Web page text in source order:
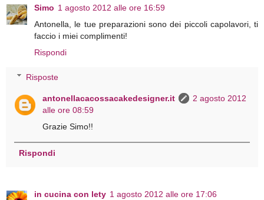
Simo 1 agosto 2012 alle ore 16:59
Antonella, le tue preparazioni sono dei piccoli capolavori, ti
faccio i miei complimenti!
Rispondi
Risposte
antonellacacossacakedesigner.it
2 agosto 2012
alle ore 08:59
Grazie Simo!!
Rispondi
in cucina con lety 1 agosto 2012 alle ore 17:06